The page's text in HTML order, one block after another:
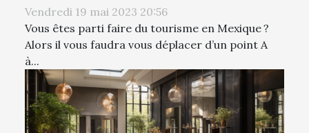
Vendredi 19 mai 2023 20:56
Vous êtes parti faire du tourisme en Mexique ?
Alors il vous faudra vous déplacer d’un point A
à...